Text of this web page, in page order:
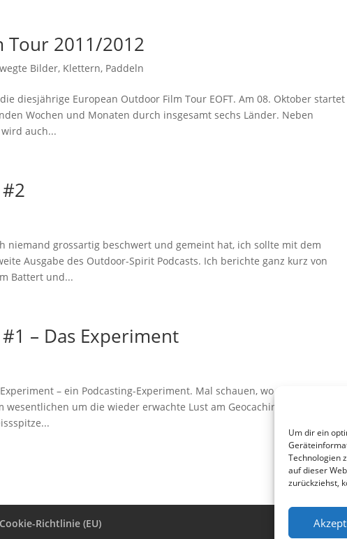
Um dir ein
Technologien
auf dieser
zurückziehst,
Tour 2011/2012
Bilder, Klettern, Paddeln
diesjährige European Outdoor Film Tour EOFT. Am 08. Oktober startet
Wochen und Monaten durch insgesamt sechs Länder. Neben
auch...
niemand grossartig beschwert und gemeint hat, ich sollte mit dem
Ausgabe des Outdoor-Spirit Podcasts. Ich berichte ganz kurz von
Battert und...
– Das Experiment
– ein Podcasting-Experiment. Mal schauen, wo die Reise so
um die wieder erwachte Lust am Geocaching. Und um
Cookie-Richtlinie (EU)